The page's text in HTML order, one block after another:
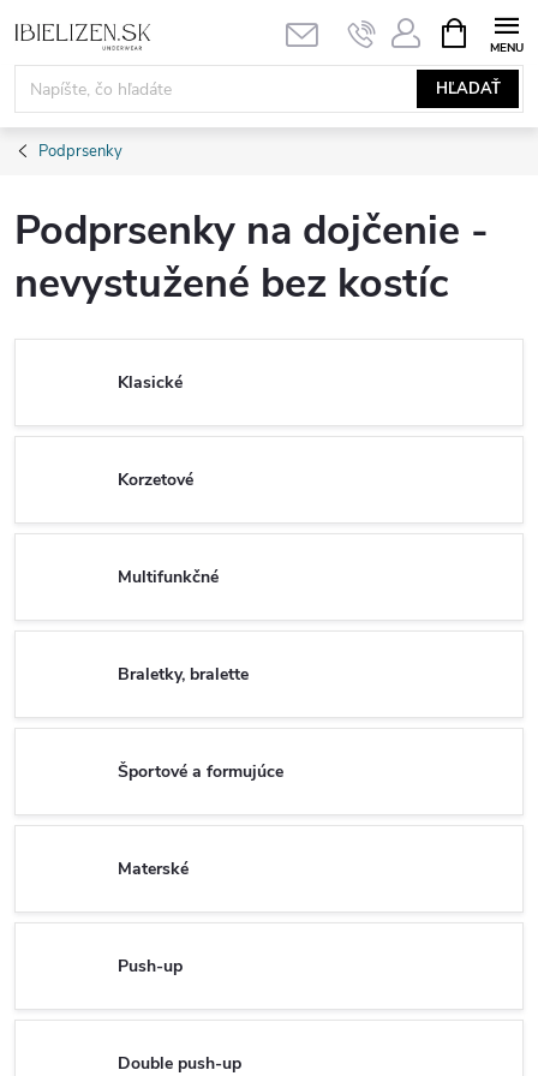
na
obsah
HĽADAŤ
KOŠÍK
Podprsenky
Podprsenky na dojčenie -
nevystužené bez kostíc
Klasické
Korzetové
Multifunkčné
Braletky, bralette
Športové a formujúce
Materské
Push-up
Double push-up